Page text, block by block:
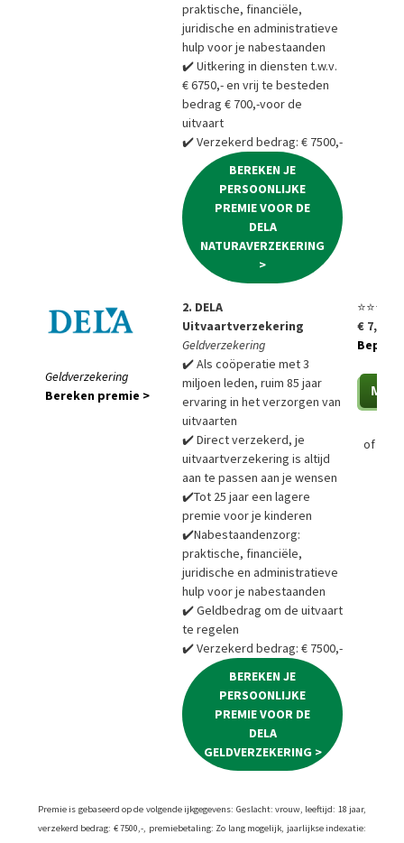
praktische, financiële,
juridische en administratieve
hulp voor je nabestaanden
✔️ Uitkering in diensten t.w.v.
€ 6750,- en vrij te besteden
bedrag € 700,-voor de
uitvaart
✔️ Verzekerd bedrag: € 7500,-
BEREKEN JE
PERSOONLIJKE
PREMIE VOOR DE
DELA
NATURAVERZEKERING
>
Geldverzekering
Bereken premie >
2. DELA
Uitvaartverzekering
Geldverzekering
✔️ Als coöperatie met 3
miljoen leden, ruim 85 jaar
ervaring in het verzorgen van
uitvaarten
✔️ Direct verzekerd, je
uitvaartverzekering is altijd
aan te passen aan je wensen
✔️Tot 25 jaar een lagere
premie voor je kinderen
✔️Nabestaandenzorg:
praktische, financiële,
juridische en administratieve
hulp voor je nabestaanden
✔️ Geldbedrag om de uitvaart
te regelen
✔️ Verzekerd bedrag: € 7500,-
BEREKEN JE
PERSOONLIJKE
PREMIE VOOR DE
DELA
GELDVERZEKERING >
⭐⭐⭐⭐⭐
€ 7,85
Bepaal
of
Premie is gebaseerd op de volgende ijkgegevens: Geslacht: vrouw, leeftijd: 18 jaar,
verzekerd bedrag: € 7500,-, premiebetaling: Zo lang mogelijk, jaarlijkse indexatie: